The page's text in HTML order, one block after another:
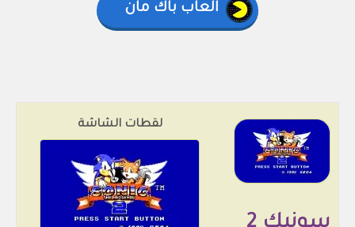
العاب باك مان
لقطات الشاشة